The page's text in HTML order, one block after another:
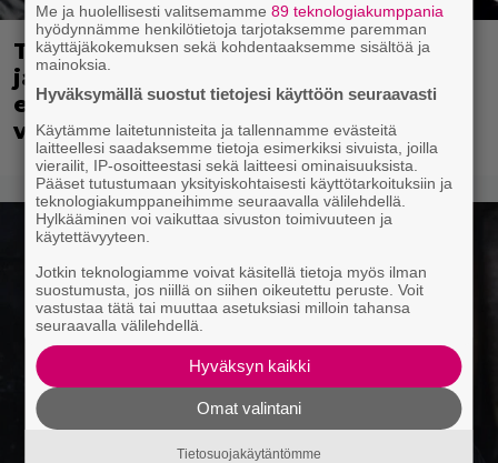
Tänään tv:ssä: Kotimaisen komedian
jatko-osa on parempi kuin
ensimmäinen – Painavaa katsottavaa
vuodelta 2024
Me ja huolellisesti valitsemamme89 teknologiakumppania
hyödynnämme henkilötietoja tarjotaksemme paremman
käyttäjäkokemuksen sekä kohdentaaksemme sisältöä ja
mainoksia.
Hyväksymällä suostut tietojesi käyttöön seuraavasti
Käytämme laitetunnisteita ja tallennamme evästeitä
laitteellesi saadaksemme tietoja esimerkiksi sivuista, joilla
vierailit, IP-osoitteestasi sekä laitteesi ominaisuuksista.
Pääset tutustumaan yksityiskohtaisesti käyttötarkoituksiin ja
teknologiakumppaneihimme seuraavalla välilehdellä.
Hylkääminen voi vaikuttaa sivuston toimivuuteen ja
käytettävyyteen.
Jotkin teknologiamme voivat käsitellä tietoja myös ilman
suostumusta, jos niillä on siihen oikeutettu peruste. Voit
vastustaa tätä tai muuttaa asetuksiasi milloin tahansa
seuraavalla välilehdellä.
Hyväksyn kaikki
Omat valintani
Tietosuojakäytäntömme